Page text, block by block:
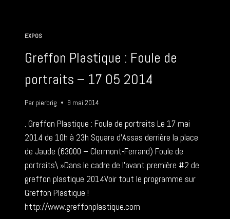
18
05
EXPOS
Greffon Plastique : Foule de
portraits – 17 05 2014
Par pierbrig 9 mai 2014
. Greffon Plastique : Foule de portraits Le 17 mai
2014 de 10h à 23h Square d’Assas derrière la place
de Jaude (63000 – Clermont-Ferrand) Foule de
portraits\ »Dans le cadre de l’avant première #2 de
greffon plastique 2014Voir tout le programme sur
Greffon Plastique !
http://www.greffonplastique.com